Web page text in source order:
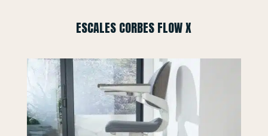
ESCALES CORBES FLOW X